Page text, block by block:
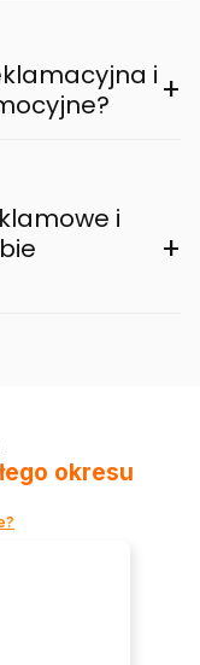
i +
i
+
okresu